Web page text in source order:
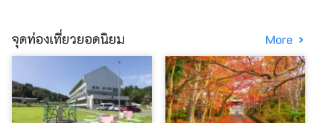
จุดท่องเที่ยวยอดนิยม More